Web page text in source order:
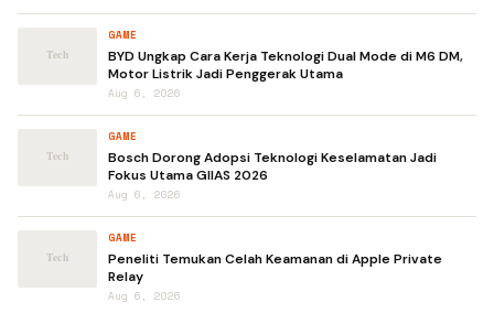
GAME
BYD Ungkap Cara Kerja Teknologi Dual Mode di M6 DM,
Motor Listrik Jadi Penggerak Utama
Aug 6, 2026
GAME
Bosch Dorong Adopsi Teknologi Keselamatan Jadi
Fokus Utama GIIAS 2026
Aug 6, 2026
GAME
Peneliti Temukan Celah Keamanan di Apple Private
Relay
Aug 6, 2026